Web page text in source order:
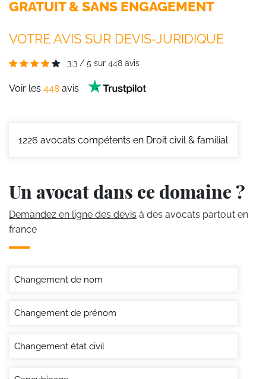
GRATUIT & SANS ENGAGEMENT
VOTRE AVIS SUR DEVIS-JURIDIQUE
3.3 / 5 sur 448 avis
Voir les 448 avis
1226 avocats compétents en Droit civil & familial
Un avocat dans ce domaine ?
Demandez en ligne des devis à des avocats partout en
france
Changement de nom
Changement de prénom
Changement état civil